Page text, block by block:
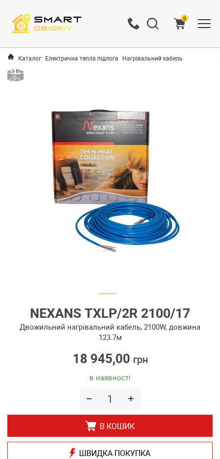
0
Каталог Електрична тепла підлога Нагрівальний кабель
NEXANS TXLP/2R 2100/17
Двожильний нагрівальний кабель, 2100W, довжина
123.7м
18 945,00 грн
в наявності
В КОШИК
ШВИДКА ПОКУПКА